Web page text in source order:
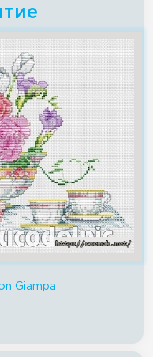
Giampa